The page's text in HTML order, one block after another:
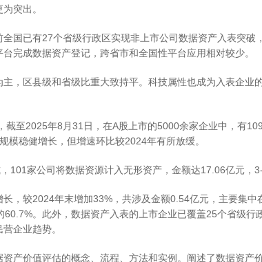
突出。
国已有27个省级行政区实现非上市公司数据资产入表突破
完成数据资产登记，跨省市和全国性平台应用相对较少。
，区县级和省级比重大致持平。科技属性也成为入表企业
截至2025年8月31日，在A股上市的5000余家企业中，有
稳健增长，但增速环比较2024年有所放缓。
101家公司将数据资源计入无形资产，金额达17.06亿元，
，较2024年末增加33%，共涉及金额0.54亿元，主要集
。此外，数据资产入表的上市企业已覆盖25个省级行
企业趋势。
产价值评估的概念、流程、方法和实例。阐述了数据资产